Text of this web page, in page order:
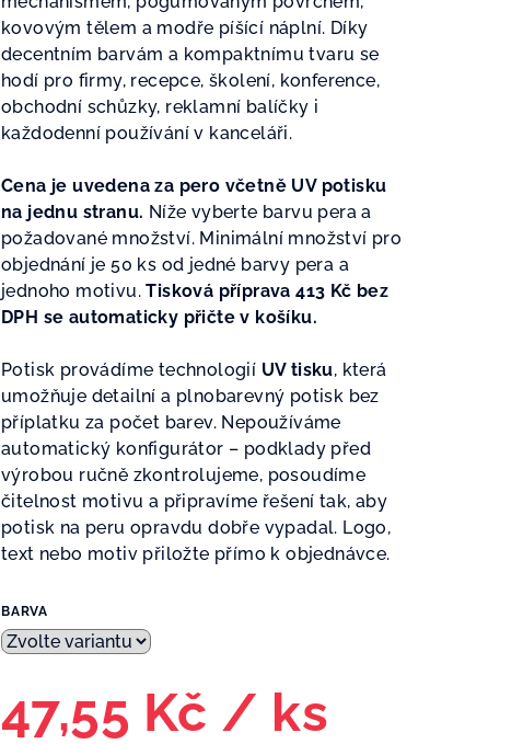
z
5
hvězdiček.
kovovým tělem a modře píšící náplní. Díky
decentním barvám a kompaktnímu tvaru se
hodí pro firmy, recepce, školení, konference,
obchodní schůzky, reklamní balíčky i
každodenní používání v kanceláři.
Cena je uvedena za pero včetně UV potisku
na jednu stranu. Níže vyberte barvu pera a
požadované množství. Minimální množství pro
objednání je 50 ks od jedné barvy pera a
jednoho motivu.Tisková příprava 413 Kč bez
DPH se automaticky přičte v košíku.
Potisk provádíme technologií UV tisku, která
umožňuje detailní a plnobarevný potisk bez
příplatku za počet barev. Nepoužíváme
automatický konfigurátor – podklady před
výrobou ručně zkontrolujeme, posoudíme
čitelnost motivu a připravíme řešení tak, aby
potisk na peru opravdu dobře vypadal. Logo,
text nebo motiv přiložte přímo k objednávce.
BARVA
47,55 Kč / ks